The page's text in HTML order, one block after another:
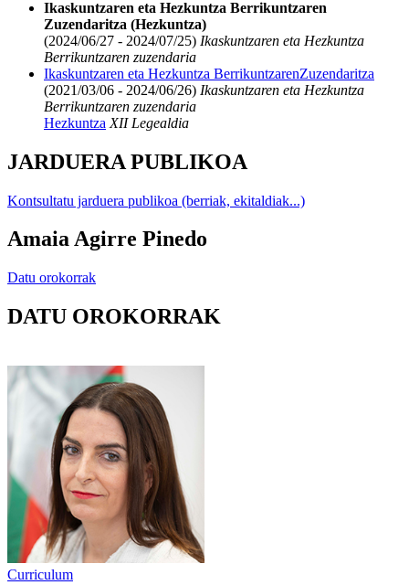
Ikaskuntzaren eta Hezkuntza Berrikuntzaren
Zuzendaritza (Hezkuntza)
(2024/06/27 - 2024/07/25) Ikaskuntzaren eta Hezkuntza
Berrikuntzaren zuzendaria
Ikaskuntzaren eta Hezkuntza BerrikuntzarenZuzendaritza
(2021/03/06 - 2024/06/26) Ikaskuntzaren eta Hezkuntza
Berrikuntzaren zuzendaria
Hezkuntza XII Legealdia
JARDUERA PUBLIKOA
Kontsultatu jarduera publikoa (berriak, ekitaldiak...)
Amaia Agirre Pinedo
Datu orokorrak
DATU OROKORRAK
Curriculum